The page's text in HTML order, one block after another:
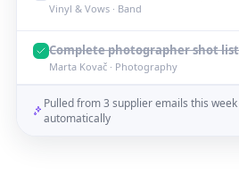
Vinyl & Vows · Band
Complete photographer shot list
Marta Kovač · Photography
Pulled from 3 supplier emails this
automatically